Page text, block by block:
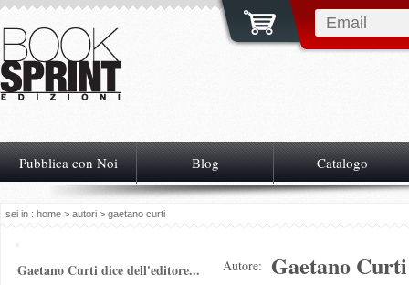
Pubblica con Noi Blog Catalogo
sei in : home > autori > gaetano curti
Gaetano Curti dice dell'editore... Autore: Gaetano Curti